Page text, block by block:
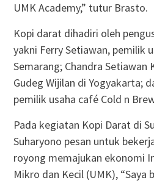
UMK Academy,” tutur Brasto.
Kopi darat dihadiri oleh
yakni Ferry Setiawan, pemilik
Semarang; Chandra Setiawan
Gudeg Wijilan di Yogyakarta;
pemilik usaha café Cold n
Pada kegiatan Kopi Darat di
Suharyono pesan untuk
royong memajukan ekonomi
Mikro dan Kecil (UMK), “Saya